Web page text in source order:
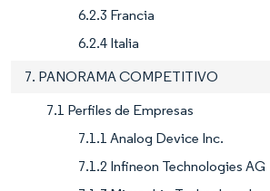
6.2.3 Francia
6.2.4 Italia
7. PANORAMA COMPETITIVO
7.1 Perfiles de Empresas
7.1.1 Analog Device Inc.
7.1.2 Infineon Technologies AG